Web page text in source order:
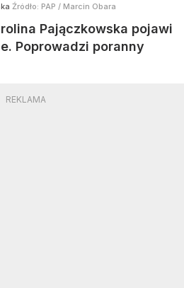
Źródło: PAP / Marcin Obara
Pajączkowska pojawi
Poprowadzi poranny